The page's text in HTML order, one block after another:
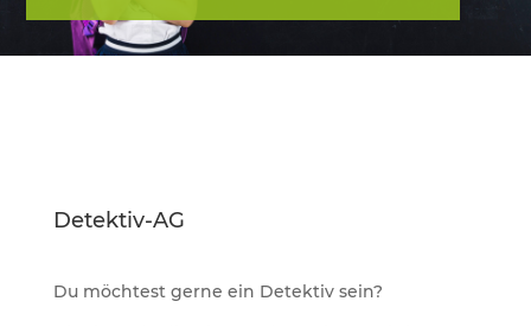
Detektiv-AG
Du möchtest gerne ein Detektiv sein?